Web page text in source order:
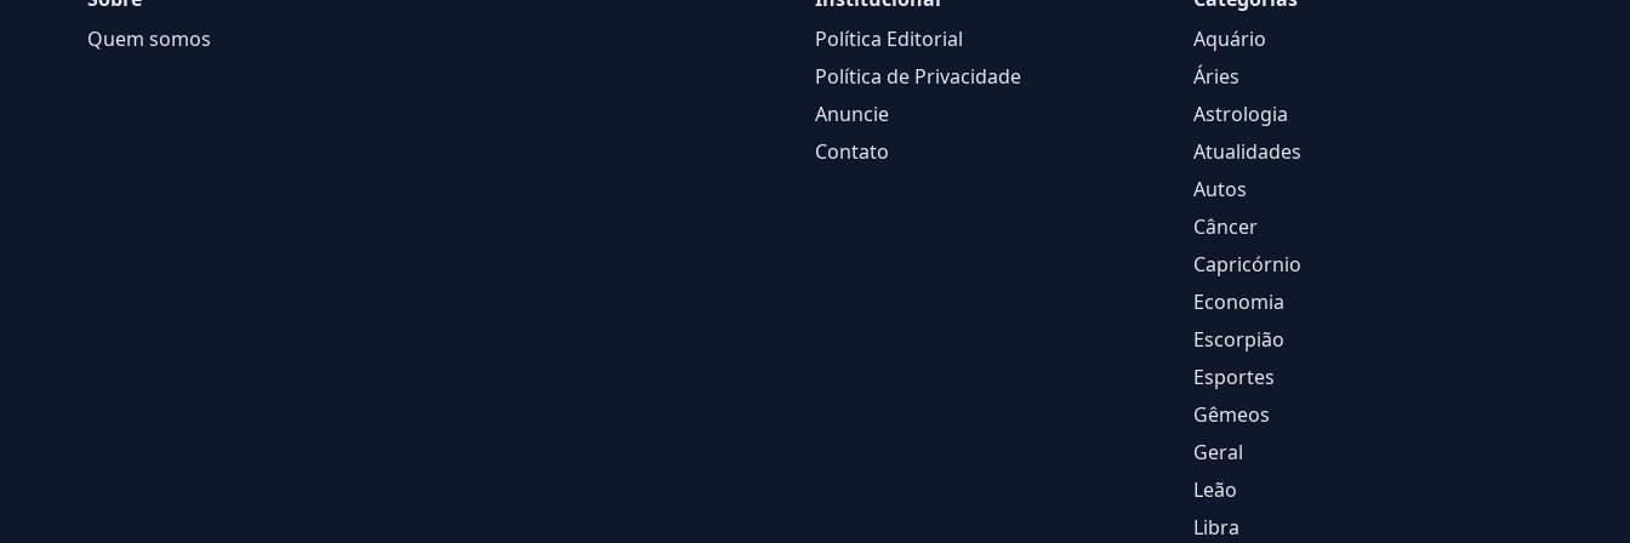
Quem somos
Política Editorial
Política de Privacidade
Anuncie
Contato
Aquário
Áries
Astrologia
Atualidades
Autos
Câncer
Capricórnio
Economia
Escorpião
Esportes
Gêmeos
Geral
Leão
Libra